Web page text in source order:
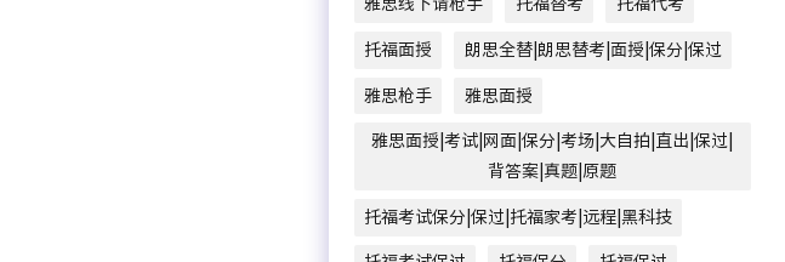
雅思线下请枪手 托福替考 托福代考
托福面授 朗思全替|朗思替考|面授|保分|保过
雅思枪手 雅思面授
雅思面授|考试|网面|保分|考场|大自拍|直出|保过|
背答案|真题|原题
托福考试保分|保过|托福家考|远程|黑科技